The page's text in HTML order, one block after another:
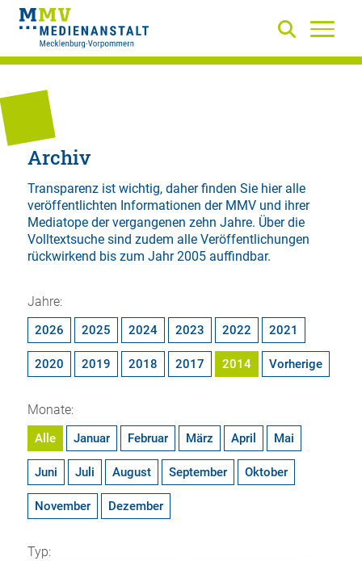
Archiv
Transparenz ist wichtig, daher finden Sie hier alle
veröffentlichten Informationen der MMV und ihrer
Mediatope der vergangenen zehn Jahre. Über die
Volltextsuchesind zudem alle Veröffentlichungen
rückwirkend bis zum Jahr 2005 auffindbar.
Jahre:
2026 2025 2024 2023 2022 2021
2020 2019 2018 2017 2014 Vorherige
Monate:
Alle Januar Februar März April Mai
Juni Juli August September Oktober
November Dezember
Typ: